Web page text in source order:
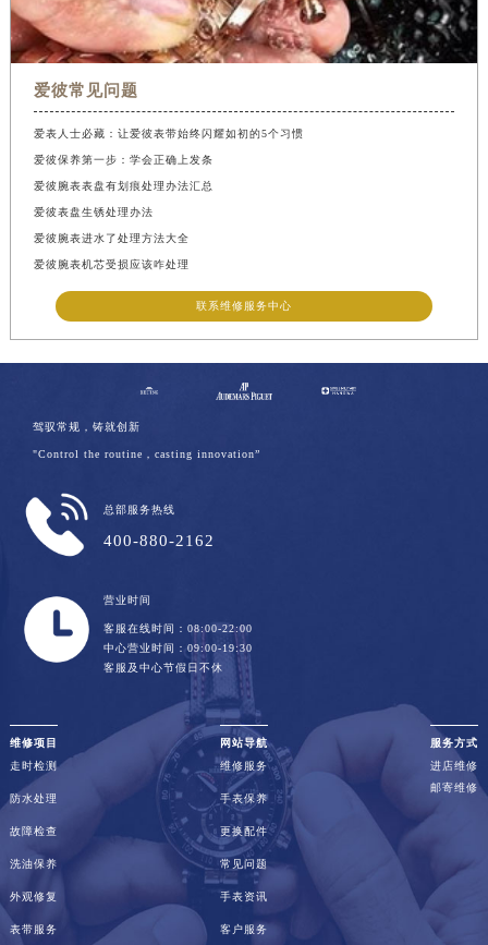
爱彼常见问题
爱表人士必藏：让爱彼表带始终闪耀如初的5个习惯
爱彼保养第一步：学会正确上发条
爱彼腕表表盘有划痕处理办法汇总
爱彼表盘生锈处理办法
爱彼腕表进水了处理方法大全
爱彼腕表机芯受损应该咋处理
联系维修服务中心
驾驭常规，铸就创新
"Control the routine，casting innovation”
总部服务热线
400-880-2162
营业时间
客服在线时间：08:00-22:00
中心营业时间：09:00-19:30
客服及中心节假日不休
维修项目
走时检测
防水处理
故障检查
洗油保养
外观修复
表带服务
网站导航
维修服务
手表保养
更换配件
常见问题
手表资讯
客户服务
服务方式
进店维修
邮寄维修